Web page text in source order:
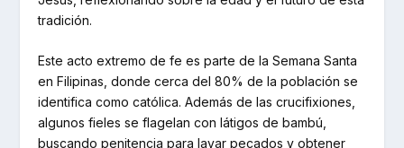
tradición.
Este acto extremo de fe es parte de la Semana Santa
en Filipinas, donde cerca del 80% de la población se
identifica como católica. Además de las crucifixiones,
algunos fieles se flagelan con látigos de bambú,
buscando penitencia para lavar pecados y obtener